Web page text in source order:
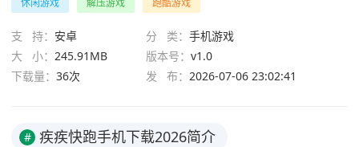
休闲游戏 解压游戏 跑酷游戏
支 持： 安卓 分 类： 手机游戏
大 小： 245.91MB 版本号： v1.0
下载量： 36次 发 布： 2026-07-06 23:02:41
# 疾疾快跑手机下载2026简介